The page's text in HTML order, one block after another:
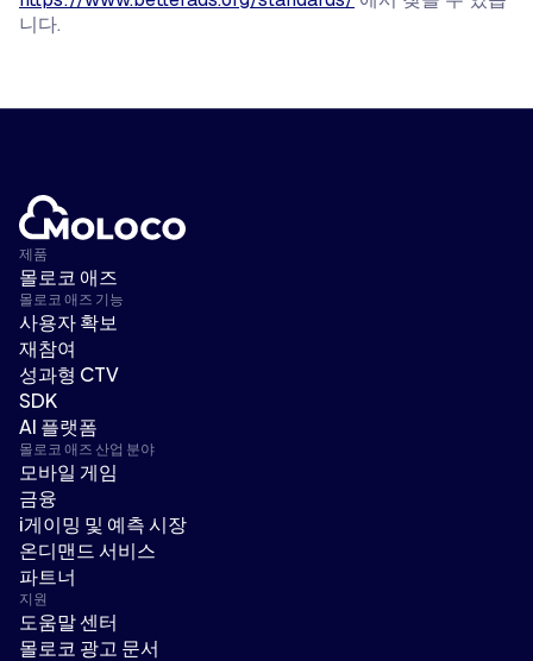
니다.
제품
몰로코 애즈
몰로코 애즈 기능
사용자 확보
재참여
성과형 CTV
SDK
AI 플랫폼
몰로코 애즈 산업 분야
모바일 게임
금융
i게이밍 및 예측 시장
온디맨드 서비스
파트너
지원
도움말 센터
몰로코 광고 문서